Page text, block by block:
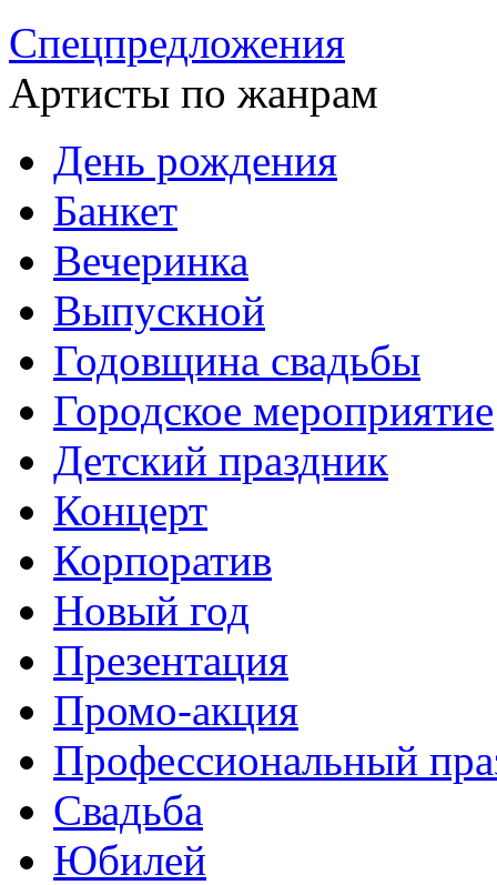
Спецпредложения
Артисты по жанрам
День рождения
Банкет
Вечеринка
Выпускной
Годовщина свадьбы
Городское мероприятие
Детский праздник
Концерт
Корпоратив
Новый год
Презентация
Промо-акция
Профессиональный
Свадьба
Юбилей